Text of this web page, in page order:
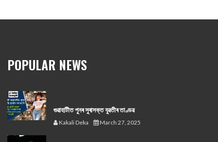
POPULAR NEWS
গুৱাহাটীত পুনৰ সুৰাসক্ত যুৱতীৰ তাণ্ডৱ
Kakali Deka March 27, 2025